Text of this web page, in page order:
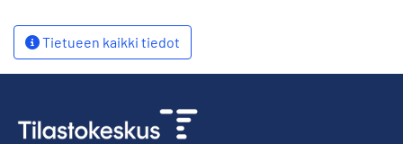
Tietueen kaikki tiedot